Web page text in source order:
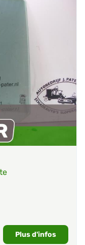
Plus d'infos